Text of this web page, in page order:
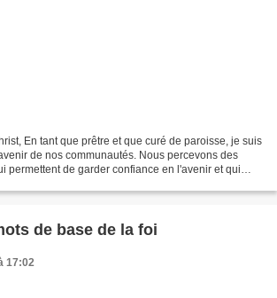
En tant que prêtre et que curé de paroisse, je suis
de nos communautés. Nous percevons des
permettent de garder confiance en l'avenir et qui
de base de la foi
17:02